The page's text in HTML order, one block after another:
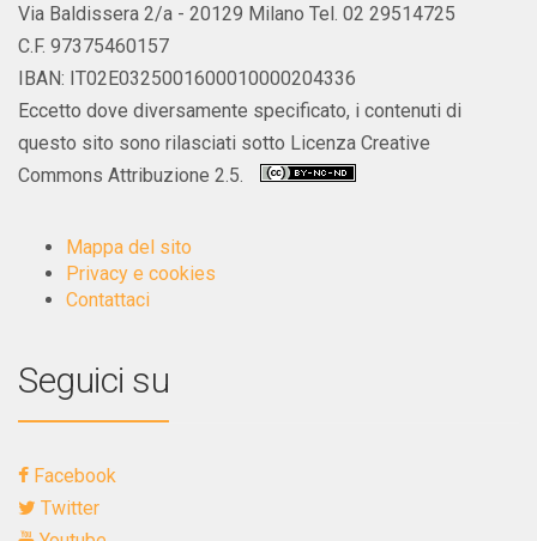
Via Baldissera 2/a - 20129 Milano Tel. 02 29514725
C.F. 97375460157
IBAN: IT02E0325001600010000204336
Eccetto dove diversamente specificato, i contenuti di
questo sito sono rilasciati sotto Licenza Creative
Commons Attribuzione 2.5.
Mappa del sito
Privacy e cookies
Contattaci
Seguici su
Facebook
Twitter